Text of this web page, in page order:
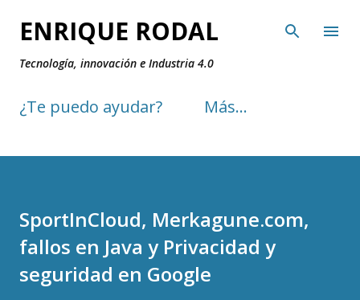
Ir al contenido principal
ENRIQUE RODAL
Tecnología, innovación e Industria 4.0
¿Te puedo ayudar? Más…
SportInCloud, Merkagune.com,
fallos en Java y Privacidad y
seguridad en Google